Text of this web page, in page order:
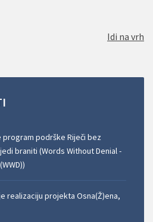
Idi na vrh
program podrške Riječi bez
braniti (Words Without Denial -
realizaciju projekta Osna(Ž)ena,